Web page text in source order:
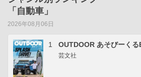
「自動車」
2026年08月06日
1 OUTDOOR あそびーく
芸文社